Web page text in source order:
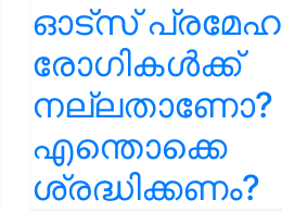
ഓട്സ് പ്രമേഹ
രോഗികൾക്ക്
നല്ലതാണോ?
എന്തൊക്കെ
ശ്രദ്ധിക്കണം?